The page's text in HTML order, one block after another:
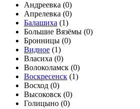
Андреевка (0)
Апрелевка (0)
Балашиха (1)
Большие Вязёмы (0)
Бронницы (0)
Видное (1)
Власиха (0)
Волоколамск (0)
Воскресенск (1)
Восход (0)
Высоковск (0)
Голицыно (0)